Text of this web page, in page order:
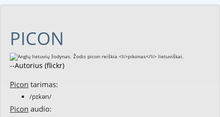
PICON
--Autorius (flickr)
Picon tarimas:
/pɪkən/
Picon audio: